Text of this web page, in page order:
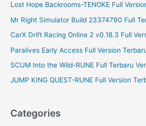
Lost Hope Backrooms-TENOKE Full
Mr Right Simulator Build 23374790 Full
CarX Drift Racing Online 2 v0.18.3 Full
Paralives Early Access Full Version
SCUM Into the Wild-RUNE Full Terbaru
JUMP KING QUEST-RUNE Full Version
Categories